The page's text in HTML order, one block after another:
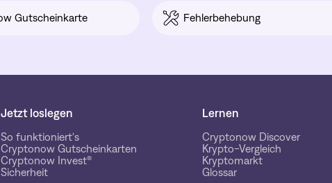
Gutscheinkarte Fehlerbehebung
Jetzt loslegen
So funktioniert's
Cryptonow Gutscheinkarten
Cryptonow Invest®
Sicherheit
Lernen
Cryptonow Discover
Krypto-Vergleich
Kryptomarkt
Glossar